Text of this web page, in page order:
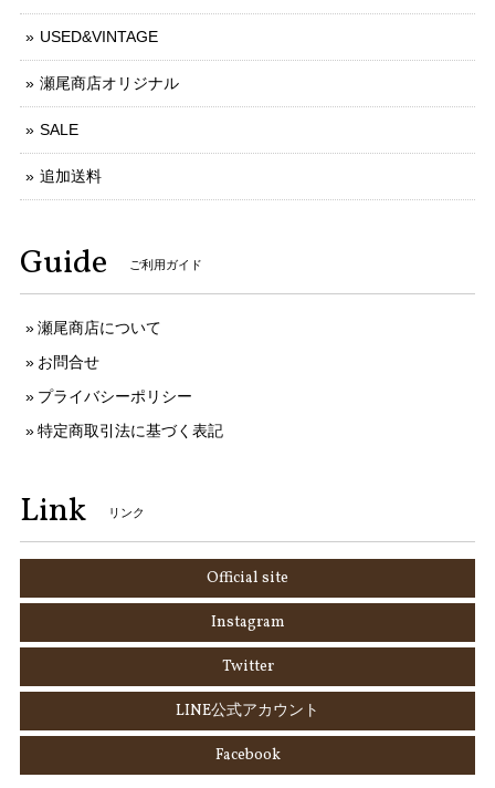
USED&VINTAGE
瀬尾商店オリジナル
SALE
追加送料
Guide ご利用ガイド
瀬尾商店について
お問合せ
プライバシーポリシー
特定商取引法に基づく表記
Link リンク
Official site
Instagram
Twitter
LINE公式アカウント
Facebook